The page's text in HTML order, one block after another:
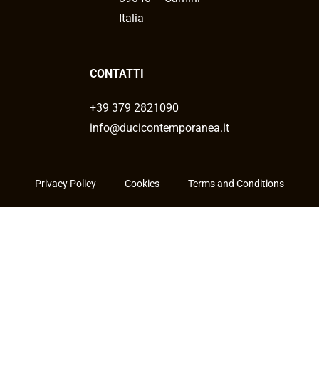
Italia
CONTATTI
+39 379 2821090
info@ducicontemporanea.it
Privacy Policy Cookies Terms and Conditions